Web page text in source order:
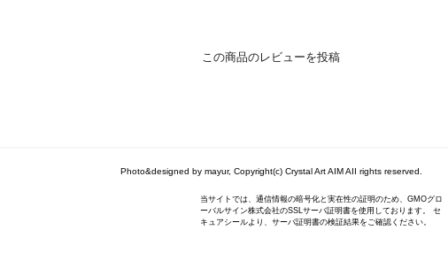
この商品のレビューを投稿
Photo&designed by mayur, Copyright(c) Crystal Art AIM AII rights reserved.
当サイトでは、通信情報の暗号化と実在性の証明のため、GMOグロ
ーバルサイン株式会社のSSLサーバ証明書を使用しております。 セ
キュアシールより、サーバ証明書の検証結果をご確認ください。